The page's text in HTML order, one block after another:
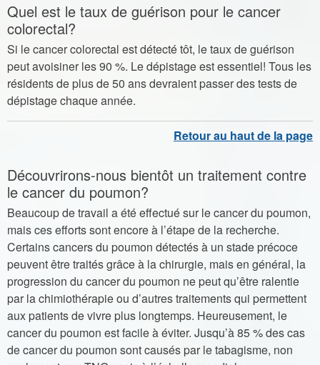
Quel est le taux de guérison pour le cancer
colorectal?
Si le cancer colorectal est détecté tôt, le taux de guérison
peut avoisiner les 90 %. Le dépistage est essentiel! Tous les
résidents de plus de 50 ans devraient passer des tests de
dépistage chaque année.
Découvrirons-nous bientôt un traitement contre
le cancer du poumon?
Beaucoup de travail a été effectué sur le cancer du poumon,
mais ces efforts sont encore à l’étape de la recherche.
Certains cancers du poumon détectés à un stade précoce
peuvent être traités grâce à la chirurgie, mais en général, la
progression du cancer du poumon ne peut qu’être ralentie
par la chimiothérapie ou d’autres traitements qui permettent
aux patients de vivre plus longtemps. Heureusement, le
cancer du poumon est facile à éviter. Jusqu’à 85 % des cas
de cancer du poumon sont causés par le tabagisme, non